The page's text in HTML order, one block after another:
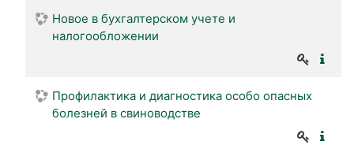
Новое в бухгалтерском учете и
налогообложении
Профилактика и диагностика особо опасных
болезней в свиноводстве